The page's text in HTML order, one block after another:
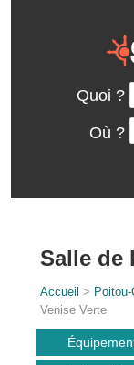
Quoi ?
Où ?
Salle de
Accueil >
Venise Verte